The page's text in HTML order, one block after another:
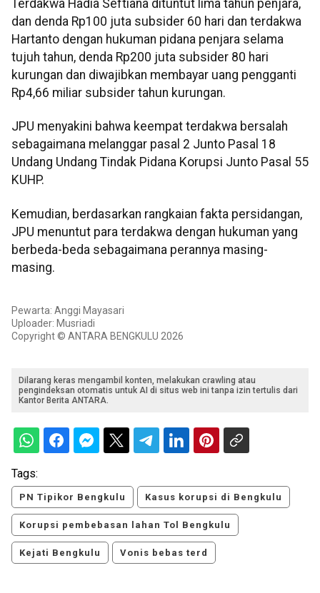
Terdakwa Hadia Seftiana dituntut lima tahun penjara,
dan denda Rp100 juta subsider 60 hari dan terdakwa
Hartanto dengan hukuman pidana penjara selama
tujuh tahun, denda Rp200 juta subsider 80 hari
kurungan dan diwajibkan membayar uang pengganti
Rp4,66 miliar subsider tahun kurungan.
JPU menyakini bahwa keempat terdakwa bersalah
sebagaimana melanggar pasal 2 Junto Pasal 18
Undang Undang Tindak Pidana Korupsi Junto Pasal 55
KUHP.
Kemudian, berdasarkan rangkaian fakta persidangan,
JPU menuntut para terdakwa dengan hukuman yang
berbeda-beda sebagaimana perannya masing-
masing.
Pewarta: Anggi Mayasari
Uploader: Musriadi
Copyright © ANTARA BENGKULU 2026
Dilarang keras mengambil konten, melakukan crawling atau
pengindeksan otomatis untuk AI di situs web ini tanpa izin tertulis dari
Kantor Berita ANTARA.
Tags:
PN Tipikor Bengkulu Kasus korupsi di Bengkulu
Korupsi pembebasan lahan Tol Bengkulu
Kejati Bengkulu Vonis bebas terd